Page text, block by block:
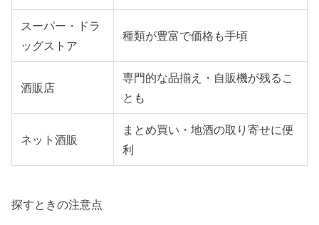
スーパー・ドラ
ッグストア
種類が豊富で価格も手頃
酒販店
専門的な品揃え・自販機が残るこ
とも
ネット酒販
まとめ買い・地酒の取り寄せに便
利
探すときの注意点